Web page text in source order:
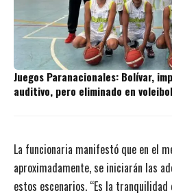
Juegos Paranacionales: Bolívar,
auditivo, pero eliminado en
La funcionaria manifestó que en el
aproximadamente, se iniciarán las
estos escenarios. “Es la